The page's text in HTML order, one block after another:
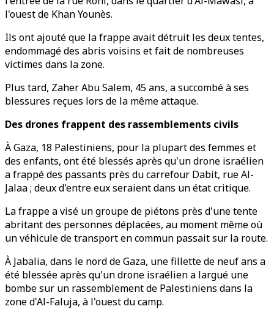
l'ouest de Khan Younès.
Ils ont ajouté que la frappe avait détruit les deux tentes,
endommagé des abris voisins et fait de nombreuses
victimes dans la zone.
Plus tard, Zaher Abu Salem, 45 ans, a succombé à ses
blessures reçues lors de la même attaque.
Des drones frappent des rassemblements civils
À Gaza, 18 Palestiniens, pour la plupart des femmes et
des enfants, ont été blessés après qu'un drone israélien
a frappé des passants près du carrefour Dabit, rue Al-
Jalaa ; deux d'entre eux seraient dans un état critique.
La frappe a visé un groupe de piétons près d'une tente
abritant des personnes déplacées, au moment même où
un véhicule de transport en commun passait sur la route.
À Jabalia, dans le nord de Gaza, une fillette de neuf ans a
été blessée après qu'un drone israélien a largué une
bombe sur un rassemblement de Palestiniens dans la
zone d'Al-Faluja, à l'ouest du camp.